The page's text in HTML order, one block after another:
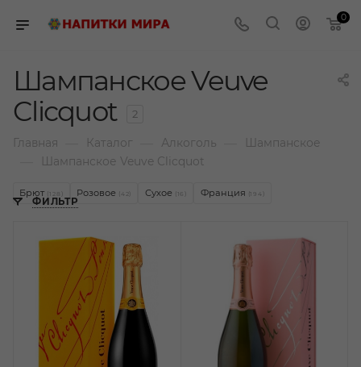
0
Шампанское Veuve
Clicquot
2
Главная Каталог Алкоголь Шампанское
Шампанское Veuve Clicquot
Брют (128) Розовое (42) Сухое (16) Франция (194)
ФИЛЬТР